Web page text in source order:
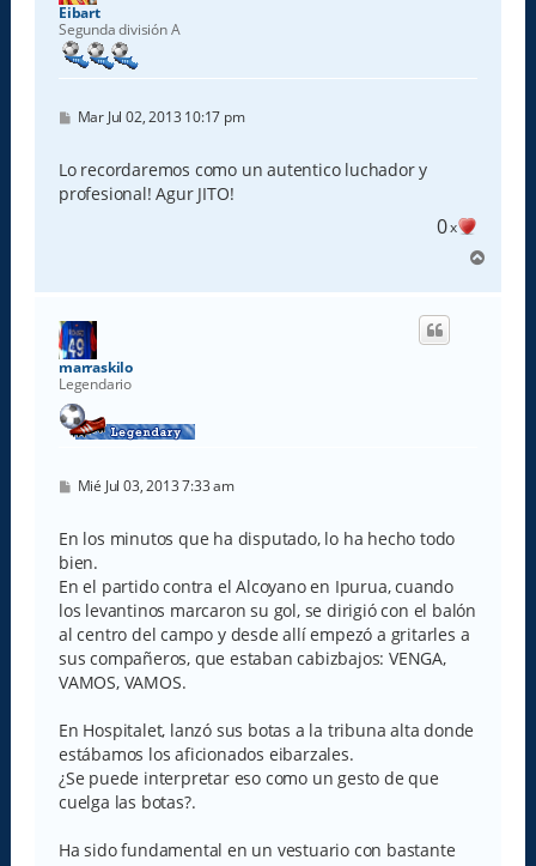
Eibart
Segunda división A
M
s
a
j
Mar Jul 02, 2013 10:17 pm
Lo recordaremos como un autentico luchador y
profesional! Agur JITO!
0x
r
marraskilo
Legendario
M
s
a
j
e
Mié Jul 03, 2013 7:33 am
En los minutos que ha disputado, lo ha hecho todo
bien.
En el partido contra el Alcoyano en Ipurua, cuando
los levantinos marcaron su gol, se dirigió con el balón
al centro del campo y desde allí empezó a gritarles a
sus compañeros, que estaban cabizbajos: VENGA,
VAMOS, VAMOS.
En Hospitalet, lanzó sus botas a la tribuna alta donde
estábamos los aficionados eibarzales.
¿Se puede interpretar eso como un gesto de que
cuelga las botas?.
Ha sido fundamental en un vestuario con bastante